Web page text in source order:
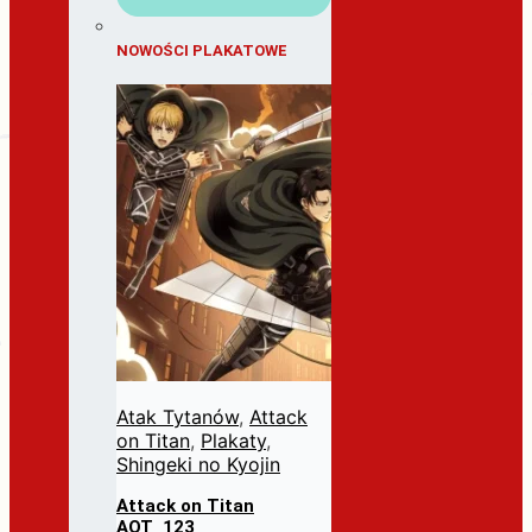
NOWOŚCI PLAKATOWE
Atak Tytanów, Attack
on Titan, Plakaty,
Shingeki no Kyojin
Attack on Titan
AOT_123